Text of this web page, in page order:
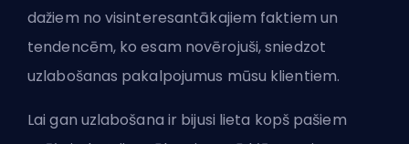
dažiem no visinteresantākajiem faktiem un
tendencēm, ko esam novērojuši, sniedzot
uzlabošanas pakalpojumus mūsu klientiem.
Lai gan uzlabošana ir bijusi lieta kopš pašiem